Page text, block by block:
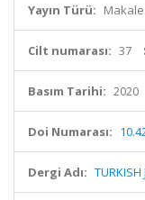
Yayın Türü:
Cilt numarası: 37
Basım Tarihi: 2020
Doi Numarası:
Dergi Adı: TURKISH